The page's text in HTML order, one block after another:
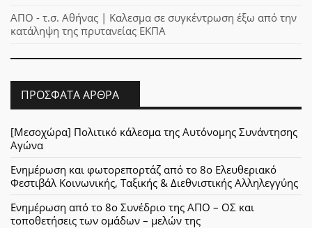
ΑΠΟ - τ.σ. Αθήνας | Καλεσμα σε συγκέντρωση έξω από την
κατάληψη της πρυτανείας ΕΚΠΑ
ΠΡΌΣΦΑΤΑ ΆΡΘΡΑ
[Μεσοχώρα] Πολιτικό κάλεσμα της Αυτόνομης Συνάντησης
Αγώνα
Ενημέρωση και φωτορεπορτάζ από το 8ο Ελευθεριακό
Φεστιβάλ Κοινωνικής, Ταξικής & Διεθνιστικής Αλληλεγγύης
Ενημέρωση από το 8ο Συνέδριο της ΑΠΟ – ΟΣ και
τοποθετήσεις των ομάδων – μελών της